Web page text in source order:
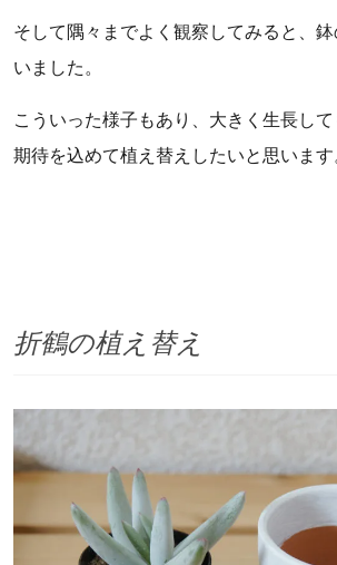
そして隅々までよく観察してみると、
いました。
こういった様子もあり、大きく生長して
期待を込めて植え替えしたいと思います
折鶴の植え替え